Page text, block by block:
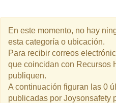
En este momento, no hay
esta categoría o ubicación.
Para recibir correos
que coincidan con Recursos
publiquen.
A continuación figuran las 0
publicadas por Joysonsafety